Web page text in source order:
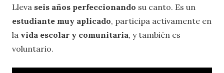
Lleva seis años perfeccionando su canto. Es un
estudiante muy aplicado, participa activamente en
la vida escolar y comunitaria, y también es
voluntario.